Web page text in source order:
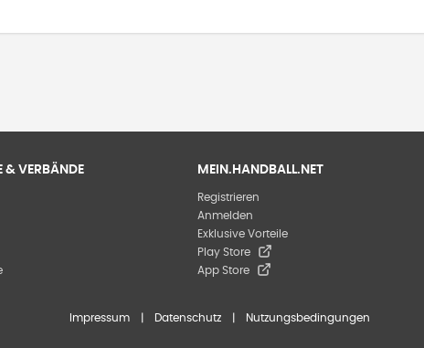
& VERBÄNDE MEIN.HANDBALL.NET
Registrieren
Anmelden
Exklusive Vorteile
Play Store
App Store
Impressum Datenschutz Nutzungsbedingungen